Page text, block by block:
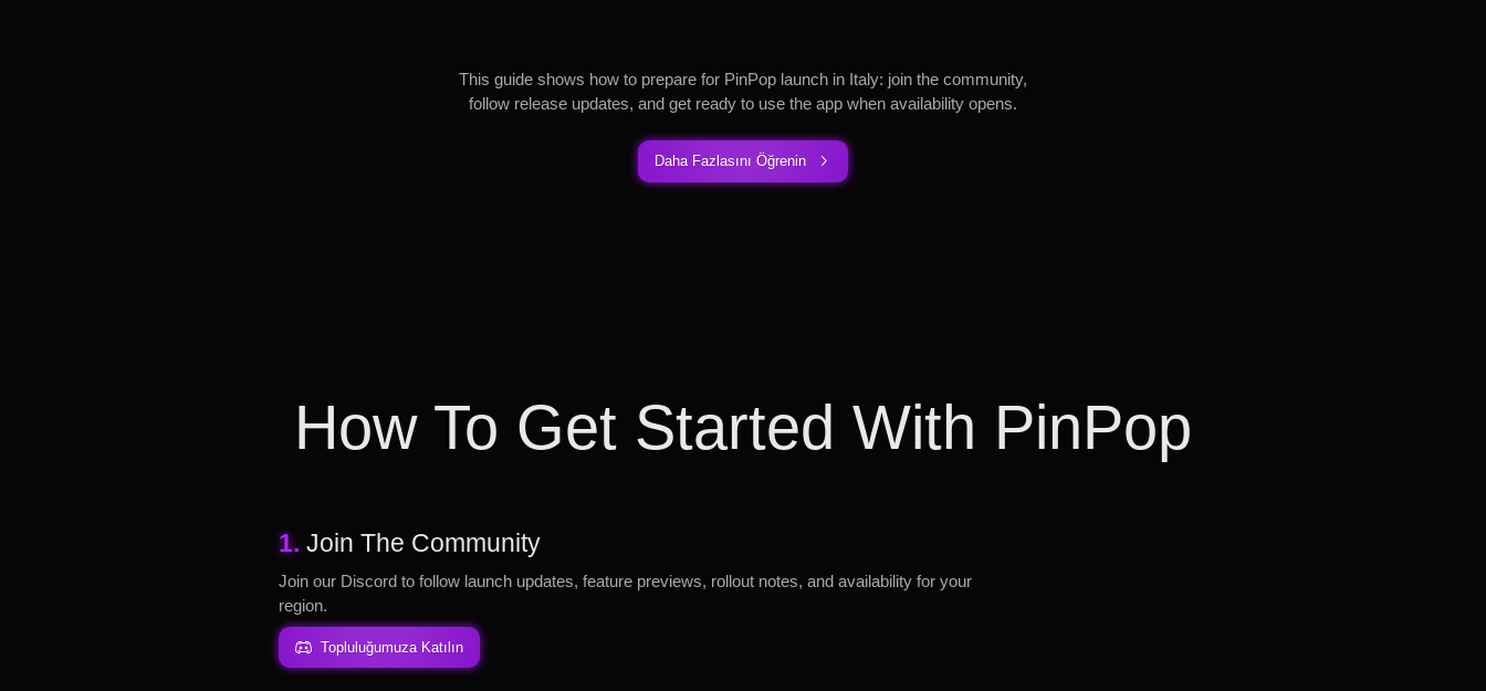
This guide shows how to prepare for PinPop launch in Italy: join the community,
follow release updates, and get ready to use the app when availability opens.
Daha Fazlasını Öğrenin
How To Get Started With PinPop
1. Join The Community
Join our Discord to follow launch updates, feature previews, rollout notes, and availability for your
region.
Topluluğumuza Katılın